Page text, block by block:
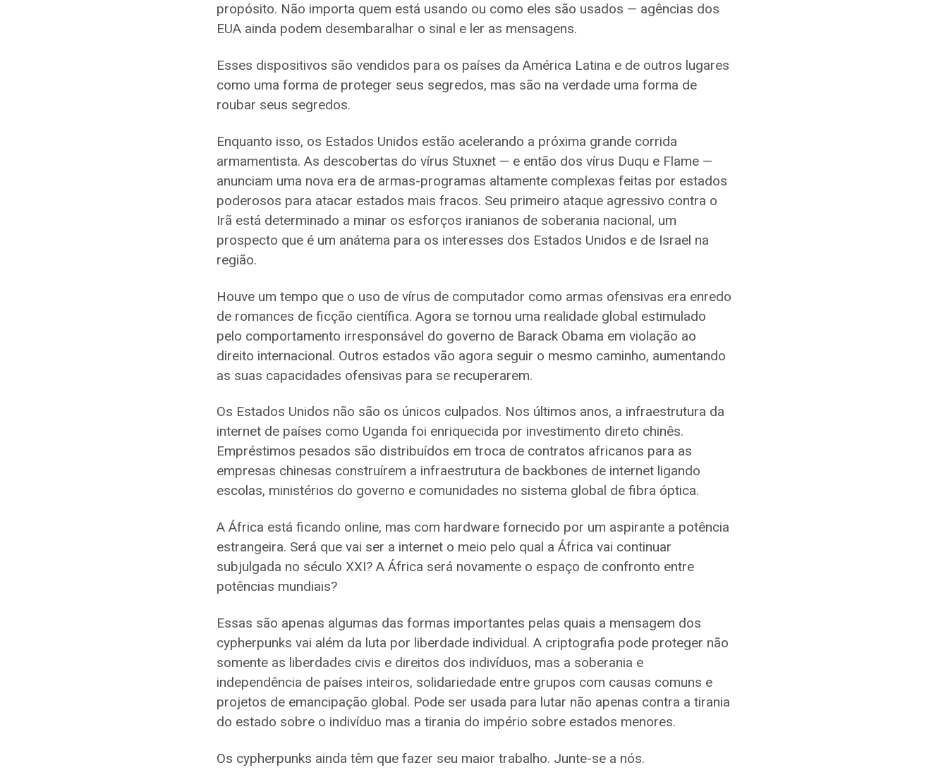
propósito. Não importa quem está usando ou como eles são usados — agências dos
EUA ainda podem desembaralhar o sinal e ler as mensagens.
Esses dispositivos são vendidos para os países da América Latina e de outros lugares
como uma forma de proteger seus segredos, mas são na verdade uma forma de
roubar seus segredos.
Enquanto isso, os Estados Unidos estão acelerando a próxima grande corrida
armamentista. As descobertas do vírus Stuxnet — e então dos vírus Duqu e Flame —
anunciam uma nova era de armas-programas altamente complexas feitas por estados
poderosos para atacar estados mais fracos. Seu primeiro ataque agressivo contra o
Irã está determinado a minar os esforços iranianos de soberania nacional, um
prospecto que é um anátema para os interesses dos Estados Unidos e de Israel na
região.
Houve um tempo que o uso de vírus de computador como armas ofensivas era enredo
de romances de ficção científica. Agora se tornou uma realidade global estimulado
pelo comportamento irresponsável do governo de Barack Obama em violação ao
direito internacional. Outros estados vão agora seguir o mesmo caminho, aumentando
as suas capacidades ofensivas para se recuperarem.
Os Estados Unidos não são os únicos culpados. Nos últimos anos, a infraestrutura da
internet de países como Uganda foi enriquecida por investimento direto chinês.
Empréstimos pesados são distribuídos em troca de contratos africanos para as
empresas chinesas construírem a infraestrutura de backbones de internet ligando
escolas, ministérios do governo e comunidades no sistema global de fibra óptica.
A África está ficando online, mas com hardware fornecido por um aspirante a potência
estrangeira. Será que vai ser a internet o meio pelo qual a África vai continuar
subjulgada no século XXI? A África será novamente o espaço de confronto entre
potências mundiais?
Essas são apenas algumas das formas importantes pelas quais a mensagem dos
cypherpunks vai além da luta por liberdade individual. A criptografia pode proteger não
somente as liberdades civis e direitos dos indivíduos, mas a soberania e
independência de países inteiros, solidariedade entre grupos com causas comuns e
projetos de emancipação global. Pode ser usada para lutar não apenas contra a tirania
do estado sobre o indivíduo mas a tirania do império sobre estados menores.
Os cypherpunks ainda têm que fazer seu maior trabalho. Junte-se a nós.